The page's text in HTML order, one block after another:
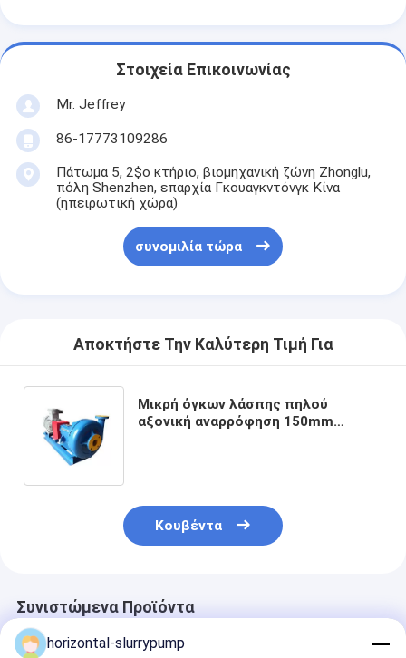
Στοιχεία Επικοινωνίας
Mr. Jeffrey
86-17773109286
Πάτωμα 5, 2$ο κτήριο, βιομηχανική ζώνη Zhonglu,
πόλη Shenzhen, επαρχία Γκουαγκντόνγκ Κίνα
(ηπειρωτική χώρα)
συνομιλία τώρα
Αποκτήστε Την Καλύτερη Τιμή Για
Μικρή όγκων λάσπης πηλού
αξονική αναρρόφηση 150mm
Κουβέντα
Συνιστώμενα Προϊόντα
horizontal-slurrypump